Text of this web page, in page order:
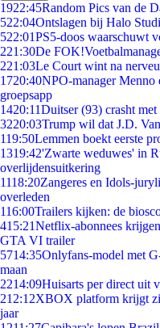
1922:45Random Pics van de
522:04Ontslagen bij Halo
522:01PS5-doos waarschuwt
221:30De
221:03Le Court wint na
1720:40NPO-manager Menno
groepsapp
1420:11Duitser (93) crasht
3220:03Trump wil dat J.D.
119:50Lemmen boekt eerste
1319:42'Zwarte weduwes' in
overlijdensuitkering
1118:20Zangeres en Idols-
overleden
116:00Trailers kijken: de
415:21Netflix-abonnees
GTA VI trailer
5714:35Onlyfans-model met
maan
2214:09Huisarts per direct uit
212:12XBOX platform krijgt
jaar